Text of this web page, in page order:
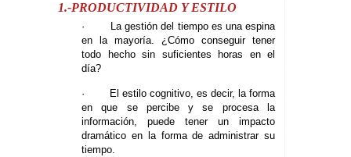
1.-PRODUCTIVIDAD Y ESTILO
· La gestión del tiempo es una espina
en la mayoría. ¿Cómo conseguir tener
todo hecho sin suficientes horas en el
día?
· El estilo cognitivo, es decir, la forma
en que se percibe y se procesa la
información, puede tener un impacto
dramático en la forma de administrar su
tiempo.